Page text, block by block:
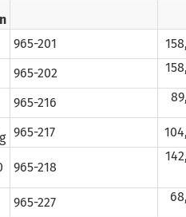
965-201
965-202
965-216
965-217
965-218
965-227